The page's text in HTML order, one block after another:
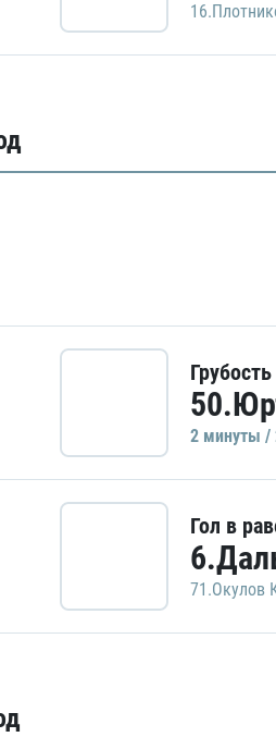
Грубость
2 минуты /
Гол в
71.Окулов